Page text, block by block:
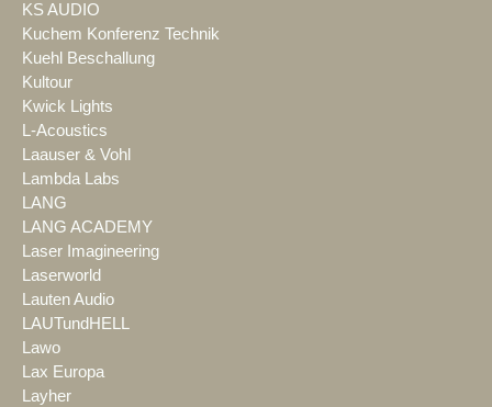
KS AUDIO
Kuchem Konferenz Technik
Kuehl Beschallung
Kultour
Kwick Lights
L-Acoustics
Laauser & Vohl
Lambda Labs
LANG
LANG ACADEMY
Laser Imagineering
Laserworld
Lauten Audio
LAUTundHELL
Lawo
Lax Europa
Layher